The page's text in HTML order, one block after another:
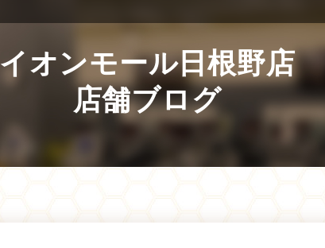
イオンモール日根野店
店舗ブログ